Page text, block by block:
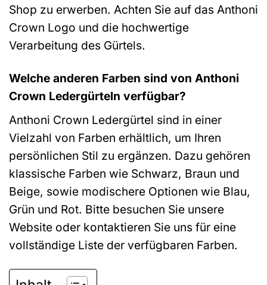
Shop zu erwerben. Achten Sie auf das Anthoni
Crown Logo und die hochwertige
Verarbeitung des Gürtels.
Welche anderen Farben sind von Anthoni
Crown Ledergürteln verfügbar?
Anthoni Crown Ledergürtel sind in einer
Vielzahl von Farben erhältlich, um Ihren
persönlichen Stil zu ergänzen. Dazu gehören
klassische Farben wie Schwarz, Braun und
Beige, sowie modischere Optionen wie Blau,
Grün und Rot. Bitte besuchen Sie unsere
Website oder kontaktieren Sie uns für eine
vollständige Liste der verfügbaren Farben.